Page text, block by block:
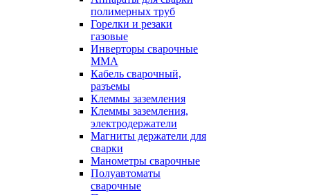
полимерных труб
Горелки и резаки
газовые
Инверторы сварочные
ММА
Кабель сварочный,
разъемы
Клеммы заземления
Клеммы заземления,
электродержатели
Магниты держатели для
сварки
Манометры сварочные
Полуавтоматы
сварочные